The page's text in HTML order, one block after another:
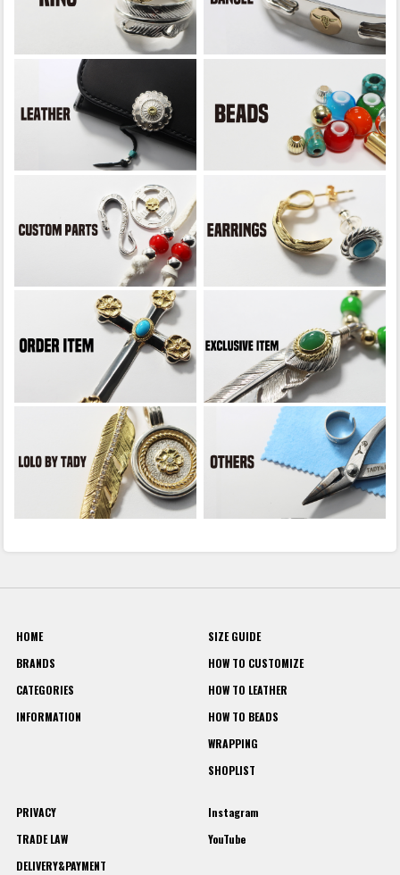
HOME
BRANDS
CATEGORIES
INFORMATION
SIZE GUIDE
HOW TO CUSTOMIZE
HOW TO LEATHER
HOW TO BEADS
WRAPPING
SHOPLIST
PRIVACY
TRADE LAW
DELIVERY&PAYMENT
Instagram
YouTube